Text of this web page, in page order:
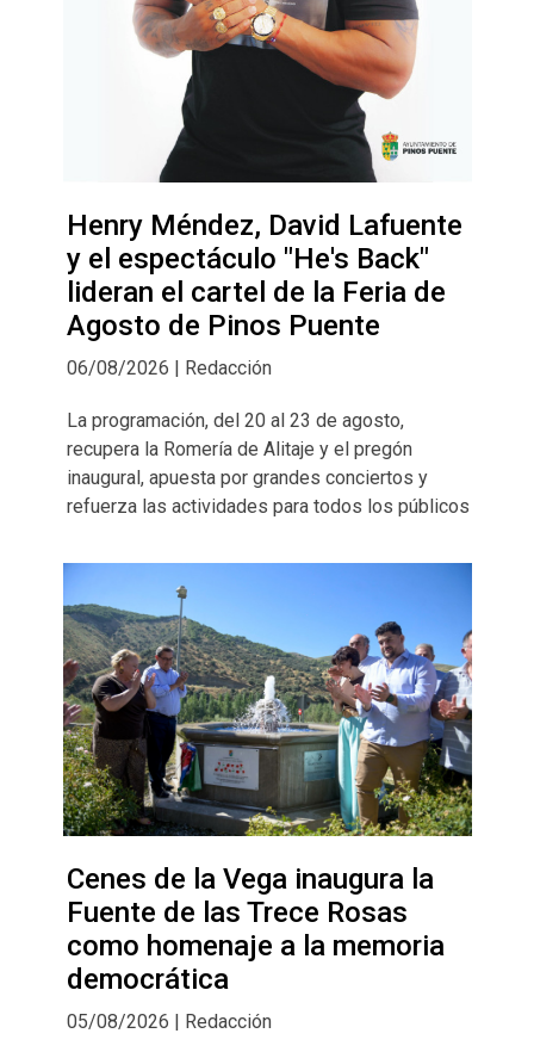
Henry Méndez, David Lafuente
y el espectáculo "He's Back"
lideran el cartel de la Feria de
Agosto de Pinos Puente
06/08/2026 | Redacción
La programación, del 20 al 23 de agosto,
recupera la Romería de Alitaje y el pregón
inaugural, apuesta por grandes conciertos y
refuerza las actividades para todos los públicos
Cenes de la Vega inaugura la
Fuente de las Trece Rosas
como homenaje a la memoria
democrática
05/08/2026 | Redacción